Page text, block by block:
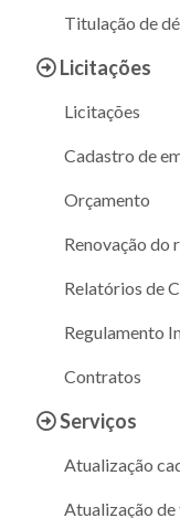
Titulação de
Licitações
Licitações
Cadastro de
Orçamento
Renovação do
Relatórios de
Regulamento
Contratos
Serviços
Atualização
Atualização